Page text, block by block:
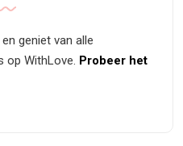
geniet van alle
op WithLove. Probeer het